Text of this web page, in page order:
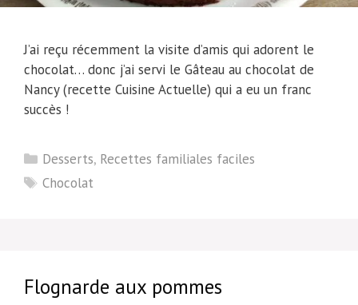
J’ai reçu récemment la visite d’amis qui adorent le
chocolat… donc j’ai servi le Gâteau au chocolat de
Nancy (recette Cuisine Actuelle) qui a eu un franc
succès !
Catégories
Desserts, Recettes familiales faciles
Étiquettes
Chocolat
Flognarde aux pommes